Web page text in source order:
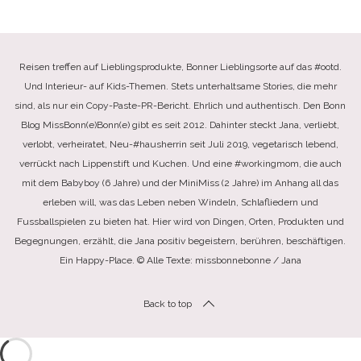
Reisen treffen auf Lieblingsprodukte, Bonner Lieblingsorte auf das #ootd.
Und Interieur- auf Kids-Themen. Stets unterhaltsame Stories, die mehr
sind, als nur ein Copy-Paste-PR-Bericht. Ehrlich und authentisch. Den Bonn
Blog MissBonn(e)Bonn(e) gibt es seit 2012. Dahinter steckt Jana, verliebt,
verlobt, verheiratet, Neu-#hausherrin seit Juli 2019, vegetarisch lebend,
verrückt nach Lippenstift und Kuchen. Und eine #workingmom, die auch
mit dem Babyboy (6 Jahre) und der MiniMiss (2 Jahre) im Anhang all das
erleben will, was das Leben neben Windeln, Schlafliedern und
Fussballspielen zu bieten hat. Hier wird von Dingen, Orten, Produkten und
Begegnungen, erzählt, die Jana positiv begeistern, berühren, beschäftigen.
Ein Happy-Place. © Alle Texte: missbonnebonne / Jana
Back to top